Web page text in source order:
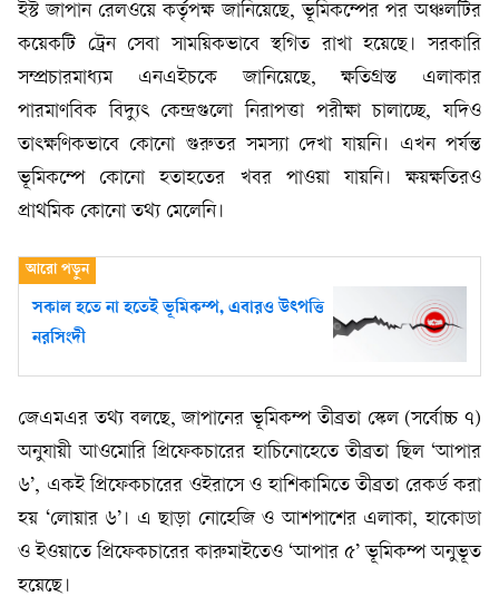
ইস্ট জাপান রেলওয়ে কর্তৃপক্ষ জানিয়েছে, ভূমিকম্পের পর অঞ্চলটির
কয়েকটি ট্রেন সেবা সাময়িকভাবে স্থগিত রাখা হয়েছে। সরকারি
সম্প্রচারমাধ্যম এনএইচকে জানিয়েছে, ক্ষতিগ্রস্ত এলাকার
পারমাণবিক বিদ্যুৎ কেন্দ্রগুলো নিরাপত্তা পরীক্ষা চালাচ্ছে, যদিও
তাৎক্ষণিকভাবে কোনো গুরুতর সমস্যা দেখা যায়নি। এখন পর্যন্ত
ভূমিকম্পে কোনো হতাহতের খবর পাওয়া যায়নি। ক্ষয়ক্ষতিরও
প্রাথমিক কোনো তথ্য মেলেনি।
সকাল হতে না হতেই ভূমিকম্প, এবারও উৎপত্তি
নরসিংদী
জেএমএর তথ্য বলছে, জাপানের ভূমিকম্প তীব্রতা স্কেল (সর্বোচ্চ ৭)
অনুযায়ী আওমোরি প্রিফেকচারের হাচিনোহেতে তীব্রতা ছিল ‘আপার
৬’, একই প্রিফেকচারের ওইরাসে ও হাশিকামিতে তীব্রতা রেকর্ড করা
হয় ‘লোয়ার ৬’। এ ছাড়া নোহেজি ও আশপাশের এলাকা, হাকোডা
ও ইওয়াতে প্রিফেকচারের কারুমাইতেও ‘আপার ৫’ ভূমিকম্প অনুভূত
হয়েছে।